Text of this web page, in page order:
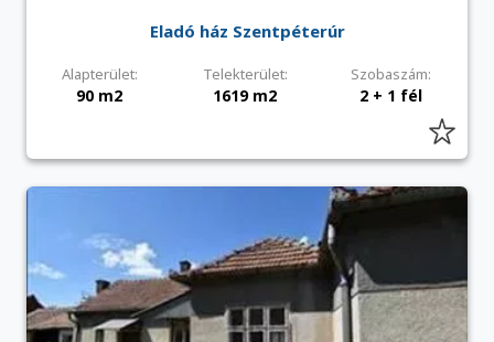
Eladó ház Szentpéterúr
Alapterület: Telekterület: Szobaszám:
90 m2 1619 m2 2 + 1 fél